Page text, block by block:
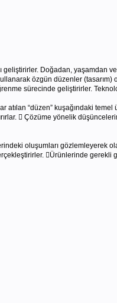
Doğadan, yaşamdan
özgün düzenler
sürecinde geliştirirler.
“düzen” kuşağındaki
 Çözüme yönelik
oluşumları gözlemleyerek
Ürünlerinde